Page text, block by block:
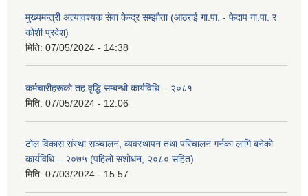
मुख्यमन्त्री अत्यावश्यक सेवा केन्द्र सम्झौता (आठराई गा.पा. - फेदाप गा.पा. र
कोशी प्रदेश)
मिति: 07/05/2024 - 14:38
कर्मचारीहरूको तह वृद्धि सम्बन्धी कार्यविधि – २०८१
मिति: 07/05/2024 - 12:06
टोल विकास संस्था सञ्चालन, व्यवस्थापन तथा परिचालन गर्नका लागि बनेको
कार्यविधि – २०७५ (पहिलो संशोधन, २०८० सहित)
मिति: 07/03/2024 - 15:57